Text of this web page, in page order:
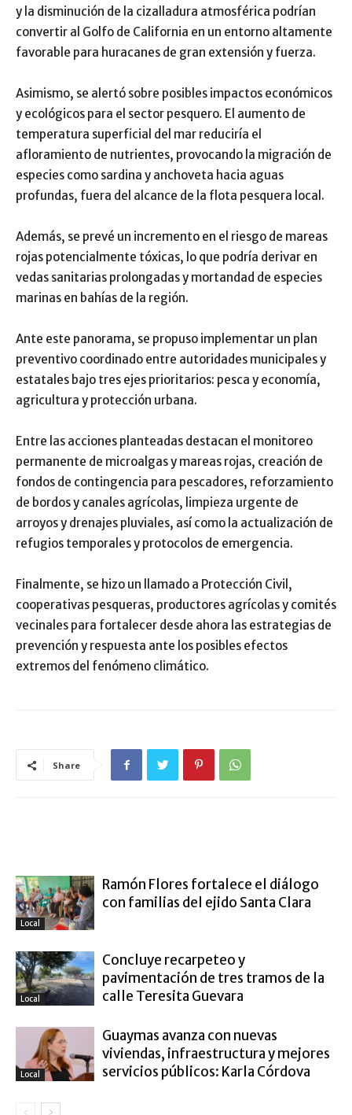
y la disminución de la cizalladura atmosférica podrían
convertir al Golfo de California en un entorno altamente
favorable para huracanes de gran extensión y fuerza.
Asimismo, se alertó sobre posibles impactos económicos
y ecológicos para el sector pesquero. El aumento de
temperatura superficial del mar reduciría el
afloramiento de nutrientes, provocando la migración de
especies como sardina y anchoveta hacia aguas
profundas, fuera del alcance de la flota pesquera local.
Además, se prevé un incremento en el riesgo de mareas
rojas potencialmente tóxicas, lo que podría derivar en
vedas sanitarias prolongadas y mortandad de especies
marinas en bahías de la región.
Ante este panorama, se propuso implementar un plan
preventivo coordinado entre autoridades municipales y
estatales bajo tres ejes prioritarios: pesca y economía,
agricultura y protección urbana.
Entre las acciones planteadas destacan el monitoreo
permanente de microalgas y mareas rojas, creación de
fondos de contingencia para pescadores, reforzamiento
de bordos y canales agrícolas, limpieza urgente de
arroyos y drenajes pluviales, así como la actualización de
refugios temporales y protocolos de emergencia.
Finalmente, se hizo un llamado a Protección Civil,
cooperativas pesqueras, productores agrícolas y comités
vecinales para fortalecer desde ahora las estrategias de
prevención y respuesta ante los posibles efectos
extremos del fenómeno climático.
Share
Local
Ramón Flores fortalece el diálogo
con familias del ejido Santa Clara
Local
Concluye recarpeteo y
pavimentación de tres tramos de la
calle Teresita Guevara
Local
Guaymas avanza con nuevas
viviendas, infraestructura y mejores
servicios públicos: Karla Córdova